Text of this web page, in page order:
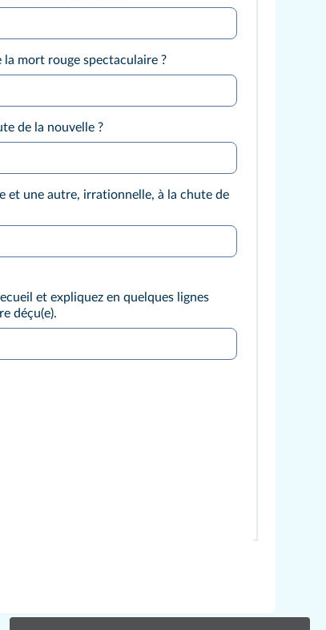
mort rouge spectaculaire ?
de la nouvelle ?
et une autre, irrationnelle, à la chute de
et expliquez en quelques lignes
déçu(e).